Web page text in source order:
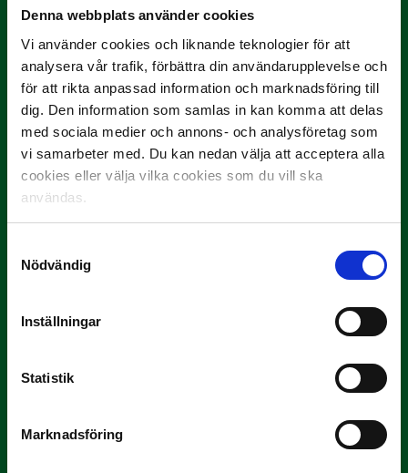
Denna webbplats använder cookies
Vi använder cookies och liknande teknologier för att
analysera vår trafik, förbättra din användarupplevelse och
för att rikta anpassad information och marknadsföring till
dig. Den information som samlas in kan komma att delas
med sociala medier och annons- och analysföretag som
vi samarbeter med. Du kan nedan välja att acceptera alla
cookies eller välja vilka cookies som du vill ska
användas.
Nödvändig
Inställningar
Statistik
Marknadsföring
Samuel Persson (Umeå FC), Edafe Egbedi
Trelleborgs FF
En svag säsong i fjol gjorde att Trelleborgs FF
behövde kvala sig kvar i Superettan. Men
skåningarna har hämtat in mängder med erfarenhet
och spelet på försäsongen har övertygat. I Svenska
Petrovic (ny från Östers IF) och Dzenis Kozica (Ny
från Djurgården) stod för målen i den matchen. Men
erfarenheten kommer inte bara därifrån. Modig,
Amin, Offia och Karlsson har också anslutit. Helt
topplaceringarna i serien.
förfogar över 2021, säger tränare Kristian Haynes